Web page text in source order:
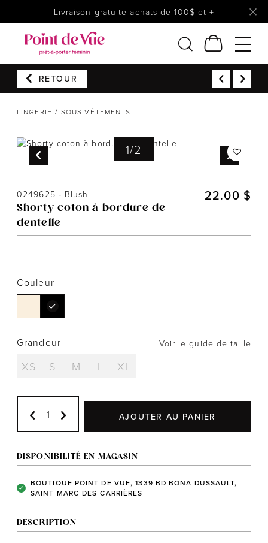
Livraison gratuite achats de 100$ et +
Accessoires
Chaussures
Soldes
L'équipe
Politiques de cookies
RETOUR
LINGERIE SOUS-VÊTEMENTS
1/2
0249625 - Blush
Shorty coton à bordure de
dentelle
22.00 $
Couleur
Grandeur Voir le guide de taille
XS S M L XL
AJOUTER AU PANIER
DISPONIBILITÉ EN MAGASIN
BOUTIQUE POINT DE VUE, 1339 BD BONA DUSSAULT,
SAINT-MARC-DES-CARRIÈRES
DESCRIPTION